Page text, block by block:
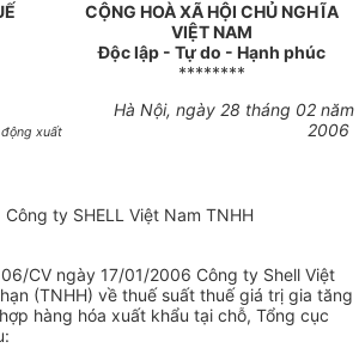
CỘNG HOÀ XÃ HỘI CHỦ NGHĨA
VIỆT NAM
Độc lập - Tự do - Hạnh phúc
********
xuất
Hà Nội, ngày 28 tháng 02 năm
2006
Công ty SHELL Việt Nam TNHH
CV ngày 17/01/2006 Công ty Shell Việt
(TNHH) về thuế suất thuế giá trị gia tăng
hàng hóa xuất khẩu tại chỗ, Tổng cục